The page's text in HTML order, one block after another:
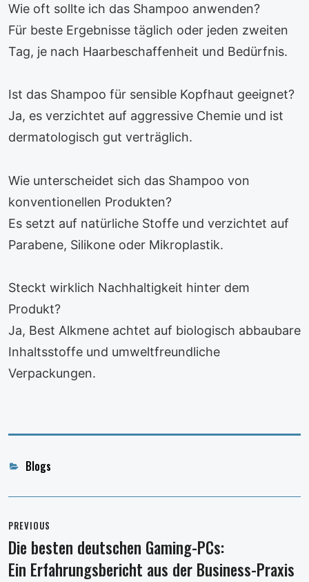
Wie oft sollte ich das Shampoo anwenden?
Für beste Ergebnisse täglich oder jeden zweiten
Tag, je nach Haarbeschaffenheit und Bedürfnis.
Ist das Shampoo für sensible Kopfhaut geeignet?
Ja, es verzichtet auf aggressive Chemie und ist
dermatologisch gut verträglich.
Wie unterscheidet sich das Shampoo von
konventionellen Produkten?
Es setzt auf natürliche Stoffe und verzichtet auf
Parabene, Silikone oder Mikroplastik.
Steckt wirklich Nachhaltigkeit hinter dem
Produkt?
Ja, Best Alkmene achtet auf biologisch abbaubare
Inhaltsstoffe und umweltfreundliche
Verpackungen.
Categories
Blogs
navigation
PREVIOUS
Previous
post:
Die besten deutschen Gaming-PCs:
Ein Erfahrungsbericht aus der Business-Praxis